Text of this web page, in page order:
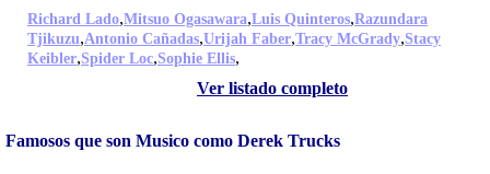
Richard Lado,Mitsuo Ogasawara,Luis Quinteros,Razundara
Tjikuzu,Antonio Cañadas,Urijah Faber,Tracy McGrady,Stacy
Keibler,Spider Loc,Sophie Ellis,
Ver listado completo
Famosos que son Musico como Derek Trucks